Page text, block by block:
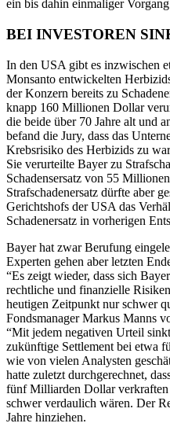
ein bis dahin einmaliger
BEI INVESTOREN
In den USA gibt es inzwischen
Monsanto entwickelten
der Konzern bereits zu
knapp 160 Millionen Dollar
die beide über 70 Jahre alt und
befand die Jury, dass das
Krebsrisiko des Herbizids zu
Sie verurteilte Bayer zu
Schadensersatz von 55
Strafschadenersatz dürfte aber
Gerichtshofs der USA das
Schadenersatz in vorherigen
Bayer hat zwar Berufung
Experten gehen aber letzten
“Es zeigt wieder, dass sich
rechtliche und finanzielle
heutigen Zeitpunkt nur schwer
Fondsmanager Markus Manns
“Mit jedem negativen Urteil
zukünftige Settlement bei etwa
wie von vielen Analysten
hatte zuletzt durchgerechnet,
fünf Milliarden Dollar
schwer verdaulich wären. Der
Jahre hinziehen.